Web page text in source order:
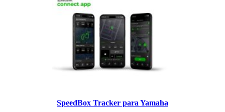
SpeedBox Tracker para Yamaha